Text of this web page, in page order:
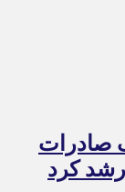
صادرات